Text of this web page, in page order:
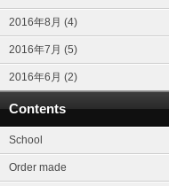
2016年8月 (4)
2016年7月 (5)
2016年6月 (2)
Contents
School
Order made